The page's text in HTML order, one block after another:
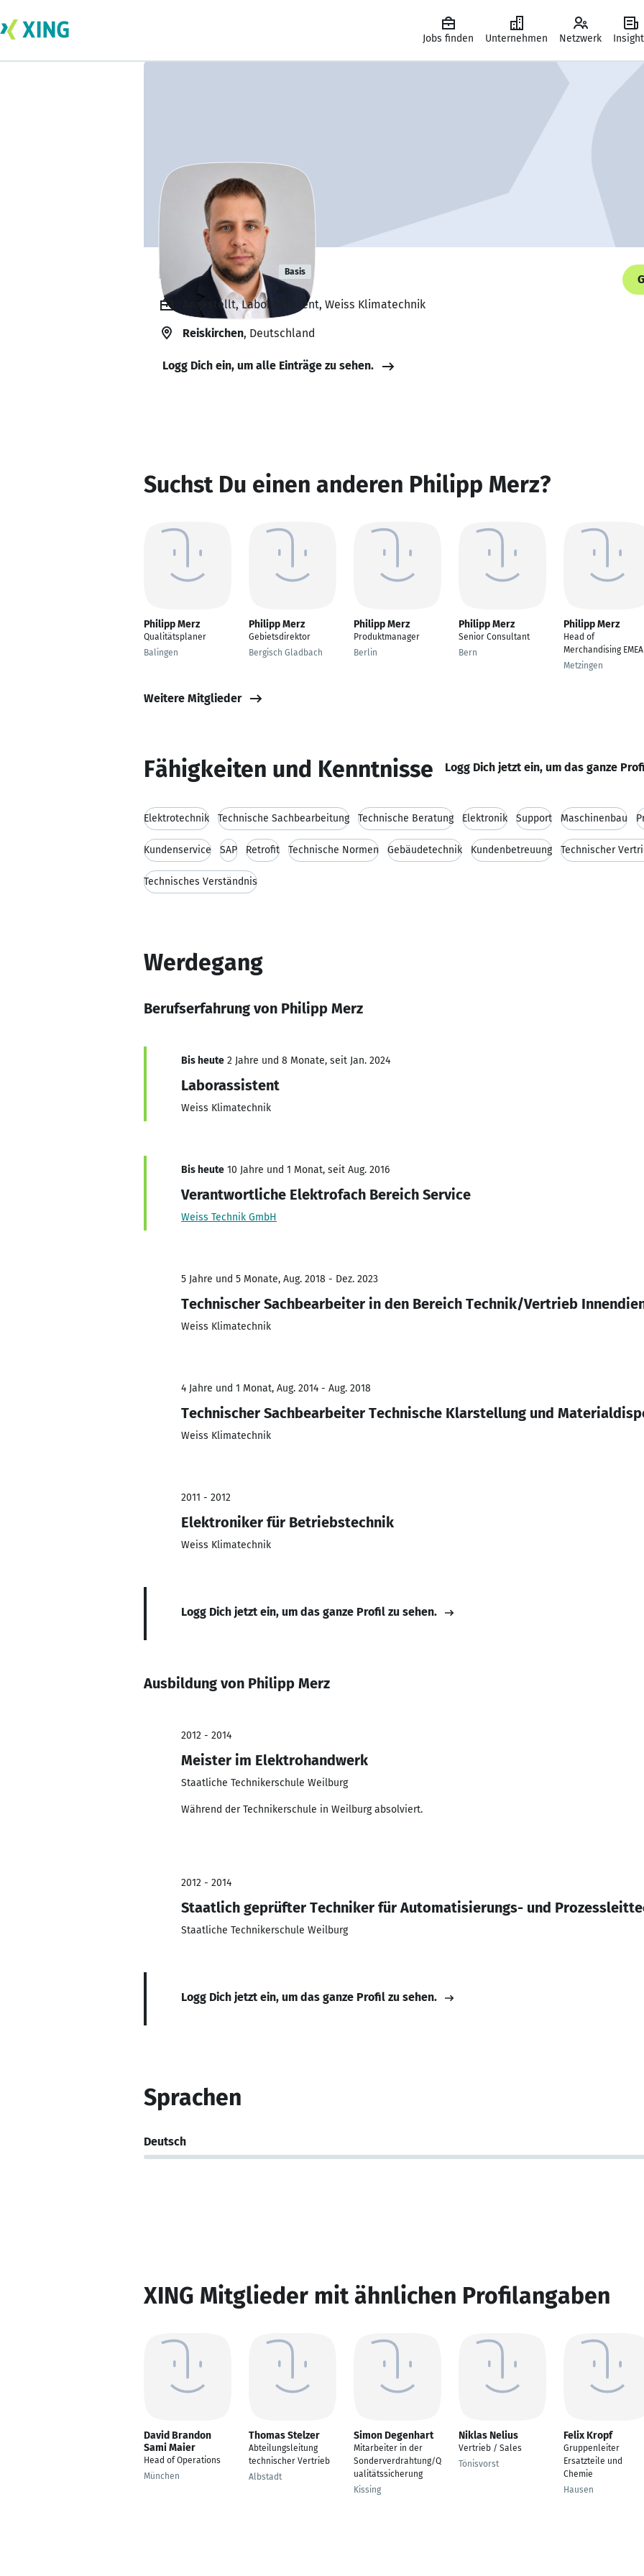
Jobs finden Unternehmen Netzwerk
Philipp Merz Basis
Angestellt, Laborassistent, Weiss Klimatechnik
Reiskirchen, Deutschland
Logg Dich ein, um alle Einträge zu sehen.
Suchst Du einen anderen Philipp Merz?
Philipp Merz
Qualitätsplaner
Balingen
Philipp Merz
Gebietsdirektor
Bergisch Gladbach
Philipp Merz
Produktmanager
Berlin
Philipp Merz
Senior Consultant
Bern
Philipp Merz
Head of
Merchandising EMEA
Metzingen
Weitere Mitglieder
Fähigkeiten und Kenntnisse Logg Dich jetzt ein, um das ganze
Elektrotechnik Technische Sachbearbeitung Technische Beratung Elektronik Support Maschinenbau
Kundenservice SAP Retrofit Technische Normen Gebäudetechnik Kundenbetreuung Technischer
Technisches Verständnis
Werdegang
Berufserfahrung von Philipp Merz
Bis heute 2 Jahre und 8 Monate, seit Jan. 2024
Laborassistent
Weiss Klimatechnik
Bis heute 10 Jahre und 1 Monat, seit Aug. 2016
Verantwortliche Elektrofach Bereich Service
Weiss Technik GmbH
5 Jahre und 5 Monate, Aug. 2018 - Dez. 2023
Technischer Sachbearbeiter in den Bereich Technik/Vertrieb
Weiss Klimatechnik
4 Jahre und 1 Monat, Aug. 2014 - Aug. 2018
Technischer Sachbearbeiter Technische Klarstellung und
Weiss Klimatechnik
2011 - 2012
Elektroniker für Betriebstechnik
Weiss Klimatechnik
Logg Dich jetzt ein, um das ganze Profil zu sehen.
Ausbildung von Philipp Merz
2012 - 2014
Meister im Elektrohandwerk
Staatliche Technikerschule Weilburg
Während der Technikerschule in Weilburg absolviert.
2012 - 2014
Staatlich geprüfter Techniker für Automatisierungs- und
Staatliche Technikerschule Weilburg
Logg Dich jetzt ein, um das ganze Profil zu sehen.
Sprachen
Deutsch
XING Mitglieder mit ähnlichen Profilangaben
David Brandon
Sami Maier
Head of Operations
München
Thomas Stelzer
Abteilungsleitung
technischer Vertrieb
Albstadt
Simon Degenhart
Mitarbeiter in der
Sonderverdrahtung/Q
ualitätssicherung
Kissing
Niklas Nelius
Vertrieb / Sales
Tönisvorst
Felix Kropf
Gruppenleiter
Ersatzteile und
Chemie
Hausen